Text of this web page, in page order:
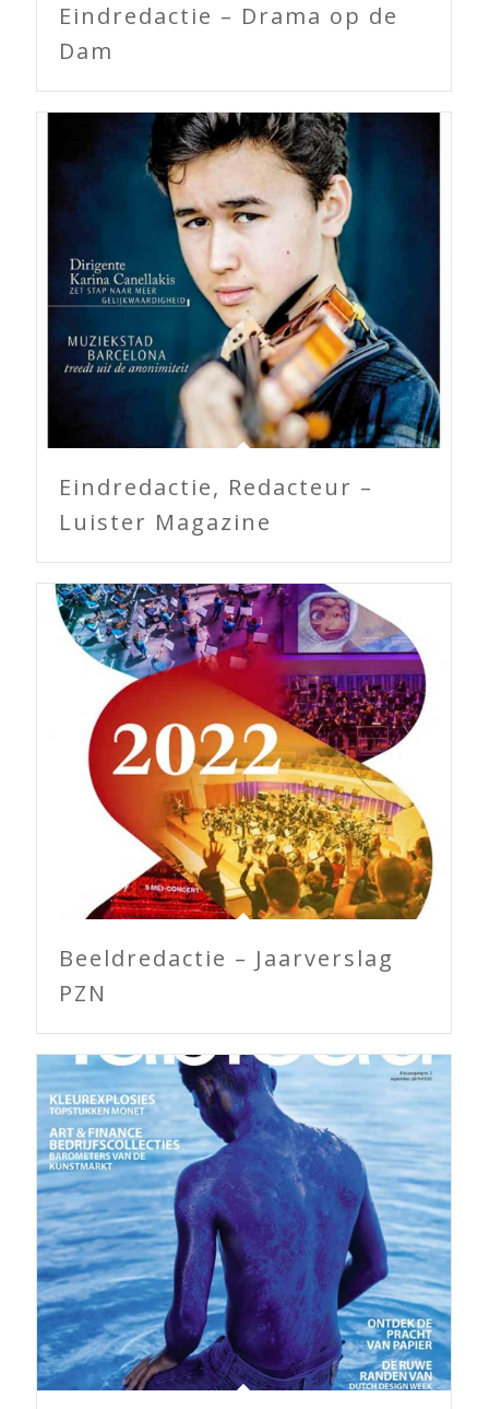
Eindredactie – Drama op de
Dam
Eindredactie, Redacteur –
Luister Magazine
Beeldredactie – Jaarverslag
PZN